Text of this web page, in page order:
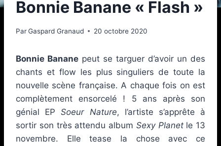
Bonnie Banane « Flash »
ParGaspard Granaud 20 octobre 2020
Bonnie Banane peut se targuer d’avoir un des
chants et flow les plus singuliers de toute la
nouvelle scène française. A chaque fois on est
complètement ensorcelé ! 5 ans après son
génial EPSoeur Nature, l’artiste s’apprête à
sortir son très attendu album Sexy Planetle 13
novembre. Elle tease la chose avec ce